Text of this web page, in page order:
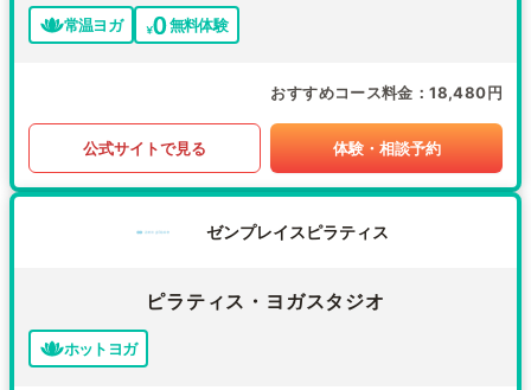
常温ヨガ 無料体験
おすすめコース料金 18,480円
公式サイトで見る 体験・相談予約
ゼンプレイスピラティス
ピラティス・ヨガスタジオ
ホットヨガ